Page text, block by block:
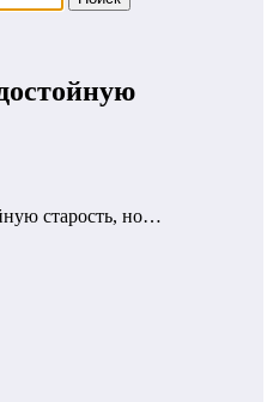
старость, но…